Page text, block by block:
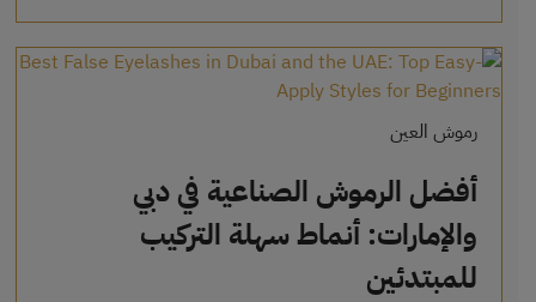
رموش العين
أفضل الرموش الصناعية في دبي
والإمارات: أنماط سهلة التركيب
للمبتدئين